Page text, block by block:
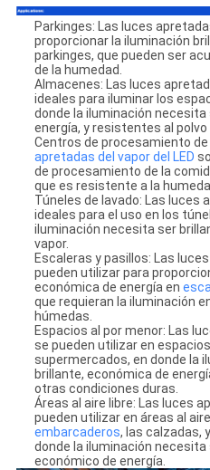
Parkinges: Las luces
proporcionar la iluminación
parkinges, que pueden ser
de la humedad.
Almacenes: Las luces
ideales para iluminar los
donde la iluminación
energía, y resistentes al polvo
Centros de procesamiento de
apretadas del vapor del LED
de procesamiento de la
que es resistente a la
Túneles de lavado: Las luces
ideales para el uso en los
iluminación necesita ser
vapor.
Escaleras y pasillos: Las
pueden utilizar para
económica de energía en
que requieran la iluminación
húmedas.
Espacios al por menor: Las
se pueden utilizar en
supermercados, en donde la
brillante, económica de
otras condiciones duras.
Áreas al aire libre: Las luces
pueden utilizar en áreas al
embarcaderos, las calzadas,
donde la iluminación
económico de energía.